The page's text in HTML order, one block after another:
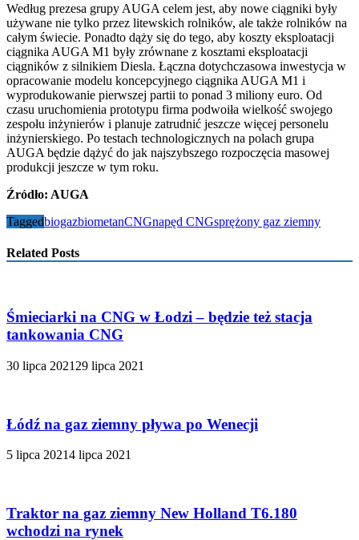
Według prezesa grupy AUGA celem jest, aby nowe ciągniki były
używane nie tylko przez litewskich rolników, ale także rolników na
całym świecie. Ponadto dąży się do tego, aby koszty eksploatacji
ciągnika AUGA M1 były zrównane z kosztami eksploatacji
ciągników z silnikiem Diesla. Łączna dotychczasowa inwestycja w
opracowanie modelu koncepcyjnego ciągnika AUGA M1 i
wyprodukowanie pierwszej partii to ponad 3 miliony euro. Od
czasu uruchomienia prototypu firma podwoiła wielkość swojego
zespołu inżynierów i planuje zatrudnić jeszcze więcej personelu
inżynierskiego. Po testach technologicznych na polach grupa
AUGA będzie dążyć do jak najszybszego rozpoczęcia masowej
produkcji jeszcze w tym roku.
Źródło: AUGA
TaggedbiogazbiometanCNGnapęd CNGsprężony gaz ziemny
Related Posts
Śmieciarki na CNG w Łodzi – będzie też stacja
tankowania CNG
30 lipca 2021 29 lipca 2021
Łódź na gaz ziemny pływa po Wenecji
5 lipca 20214 lipca 2021
Traktor na gaz ziemny New Holland T6.180
wchodzi na rynek